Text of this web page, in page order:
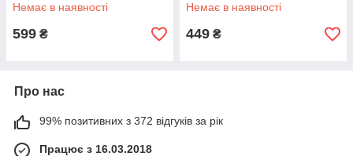
Немає в наявності
599 ₴
Немає в наявності
449 ₴
Про нас
99% позитивних з 372 відгуків за рік
Працює з 16.03.2018